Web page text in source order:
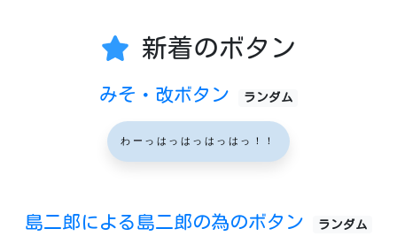
新着のボタン
みそ・改ボタン ランダム
わーっはっはっはっはっ！！
島二郎による島二郎の為のボタン ランダム